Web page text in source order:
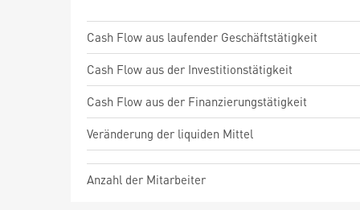
Cash Flow aus laufender Geschäftstätigkeit
Cash Flow aus der Investitionstätigkeit
Cash Flow aus der Finanzierungstätigkeit
Veränderung der liquiden Mittel
Anzahl der Mitarbeiter